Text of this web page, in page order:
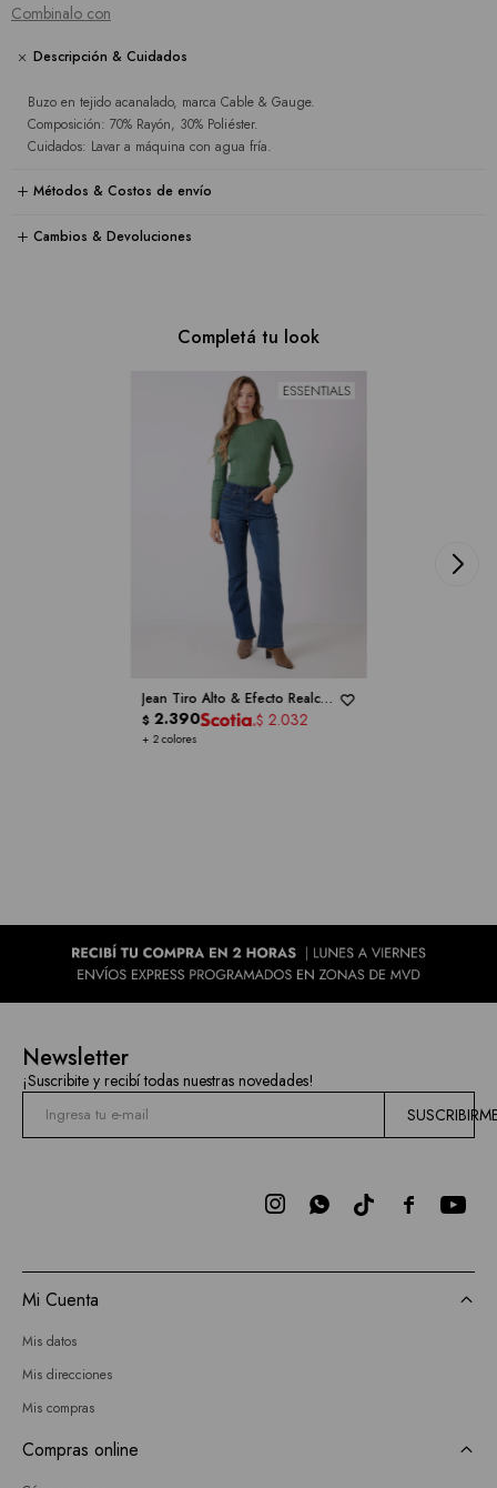
Combinalo con
Descripción & Cuidados
Buzo en tejido acanalado, marca Cable & Gauge.
Composición: 70% Rayón, 30% Poliéster.
Cuidados: Lavar a máquina con agua fría.
Métodos & Costos de envío
Cambios & Devoluciones
Completá tu look
Jean Tiro Alto & Efecto Realce -
ONE 5 ONE
+ 2 colores
$ 2.390 $ 2.032
Newsletter
¡Suscribite y recibí todas nuestras novedades!

 
Mi Cuenta
Mis datos
Mis direcciones
Mis compras
Compras online